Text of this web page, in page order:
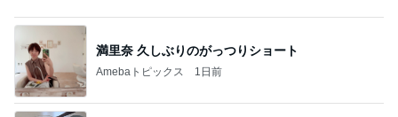
夫と娘がお泊り中の自由な時間
Amebaトピックス 1日前